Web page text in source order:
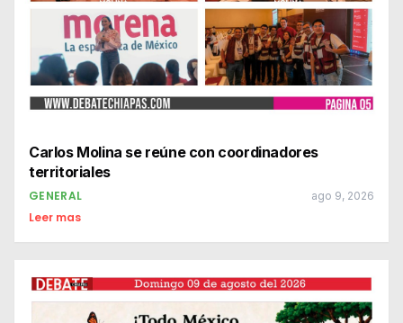
Carlos Molina se reúne con coordinadores
territoriales
GENERAL ago 9, 2026
Leer mas